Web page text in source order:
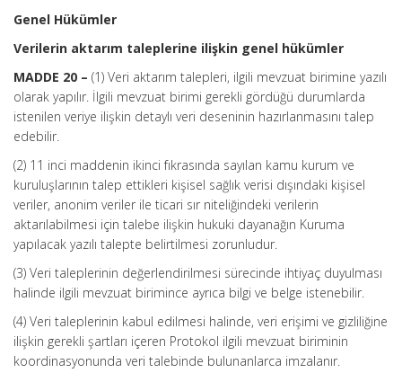
Genel Hükümler
Verilerin aktarım taleplerine ilişkin genel hükümler
MADDE 20 – (1) Veri aktarım talepleri, ilgili mevzuat birimine yazılı
olarak yapılır. İlgili mevzuat birimi gerekli gördüğü durumlarda
istenilen veriye ilişkin detaylı veri deseninin hazırlanmasını talep
edebilir.
(2) 11 inci maddenin ikinci fıkrasında sayılan kamu kurum ve
kuruluşlarının talep ettikleri kişisel sağlık verisi dışındaki kişisel
veriler, anonim veriler ile ticari sır niteliğindeki verilerin
aktarılabilmesi için talebe ilişkin hukuki dayanağın Kuruma
yapılacak yazılı talepte belirtilmesi zorunludur.
(3) Veri taleplerinin değerlendirilmesi sürecinde ihtiyaç duyulması
halinde ilgili mevzuat birimince ayrıca bilgi ve belge istenebilir.
(4) Veri taleplerinin kabul edilmesi halinde, veri erişimi ve gizliliğine
ilişkin gerekli şartları içeren Protokol ilgili mevzuat biriminin
koordinasyonunda veri talebinde bulunanlarca imzalanır.